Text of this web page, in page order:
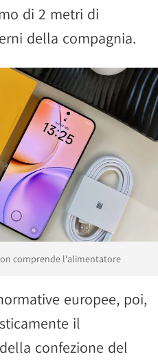
di 2 metri di
della compagnia.
comprende l'alimentatore
europee, poi,
il
confezione del